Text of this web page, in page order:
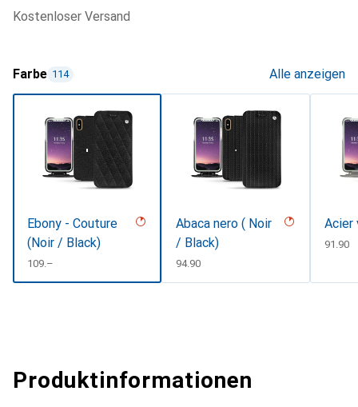
kostenloser Versand
Farbe 114 Alle anzeigen
Ebony - Couture
(Noir / Black)
CHF
109.–
Abaca nero ( Noir
/ Black)
CHF
94.90
Acier
CHF
91.90
Produktinformationen